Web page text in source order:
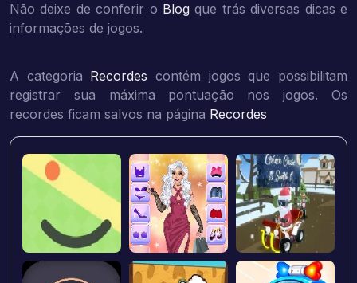
Não deixe de conferir o Blog que trás diversas dicas e
informações de jogos.
A categoria Recordes contém jogos que possibilitam
registrar sua máxima pontuação nos jogos. Os
recordes ficam salvos na página Recordes